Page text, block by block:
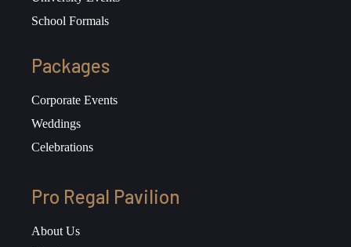
School Formals
Packages
Corporate Events
Weddings
Celebrations
Pro Regal Pavilion
About Us